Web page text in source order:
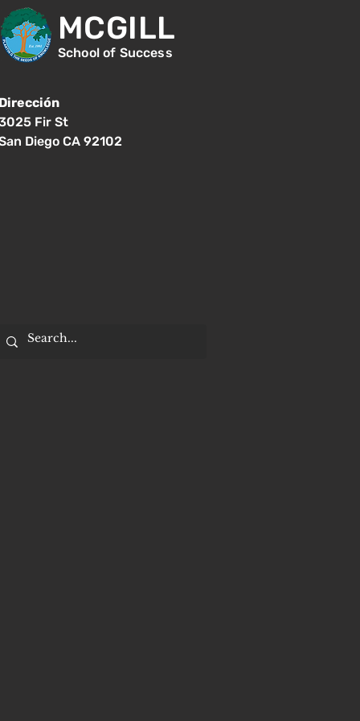
MCGILL
School of Success
Dirección
Fir St
Diego CA 92102